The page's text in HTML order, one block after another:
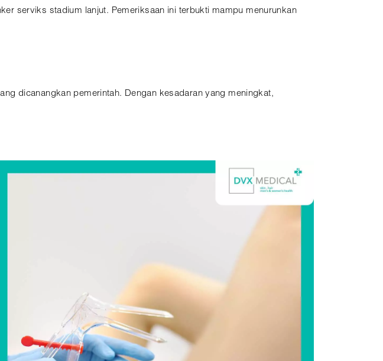
serviks stadium lanjut. Pemeriksaan ini terbukti mampu menurunkan
dicanangkan pemerintah. Dengan kesadaran yang meningkat,